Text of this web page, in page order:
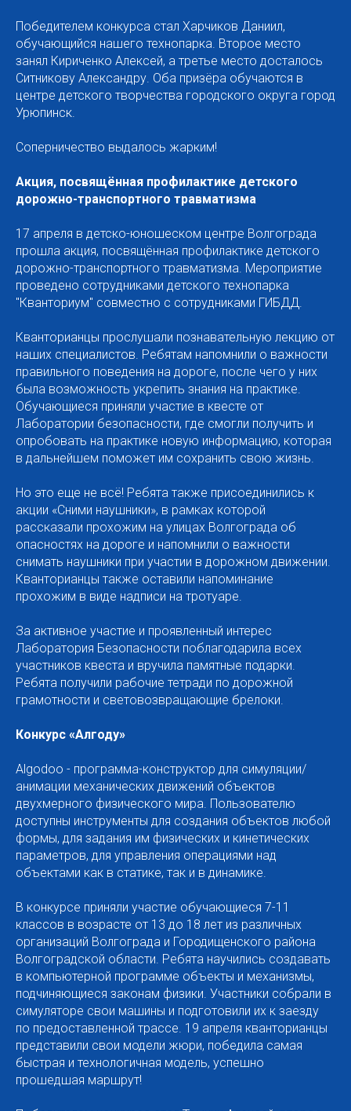
Победителем конкурса стал Харчиков Даниил,
обучающийся нашего технопарка. Второе место
занял Кириченко Алексей, а третье место досталось
Ситникову Александру. Оба призёра обучаются в
центре детского творчества городского округа город
Урюпинск.
Соперничество выдалось жарким!
Акция, посвящённая профилактике детского
дорожно-транспортного травматизма
17 апреля в детско-юношеском центре Волгограда
прошла акция, посвящённая профилактике детского
дорожно-транспортного травматизма. Мероприятие
проведено сотрудниками детского технопарка
"Кванториум" совместно с сотрудниками ГИБДД.
Кванторианцы прослушали познавательную лекцию от
наших специалистов. Ребятам напомнили о важности
правильного поведения на дороге, после чего у них
была возможность укрепить знания на практике.
Обучающиеся приняли участие в квесте от
Лаборатории безопасности, где смогли получить и
опробовать на практике новую информацию, которая
в дальнейшем поможет им сохранить свою жизнь.
Но это еще не всё! Ребята также присоединились к
акции «Сними наушники», в рамках которой
рассказали прохожим на улицах Волгограда об
опасностях на дороге и напомнили о важности
снимать наушники при участии в дорожном движении.
Кванторианцы также оставили напоминание
прохожим в виде надписи на тротуаре.
За активное участие и проявленный интерес
Лаборатория Безопасности поблагодарила всех
участников квеста и вручила памятные подарки.
Ребята получили рабочие тетради по дорожной
грамотности и световозвращающие брелоки.
Конкурс «Алгоду»
Algodoo - программа-конструктор для симуляции/
анимации механических движений объектов
двухмерного физического мира. Пользователю
доступны инструменты для создания объектов любой
формы, для задания им физических и кинетических
параметров, для управления операциями над
объектами как в статике, так и в динамике.
В конкурсе приняли участие обучающиеся 7-11
классов в возрасте от 13 до 18 лет из различных
организаций Волгограда и Городищенского района
Волгоградской области. Ребята научились создавать
в компьютерной программе объекты и механизмы,
подчиняющиеся законам физики. Участники собрали в
симуляторе свои машины и подготовили их к заезду
по предоставленной трассе. 19 апреля кванторианцы
представили свои модели жюри, победила самая
быстрая и технологичная модель, успешно
прошедшая маршрут!